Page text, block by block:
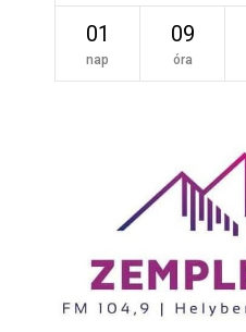
01
nap
09
óra